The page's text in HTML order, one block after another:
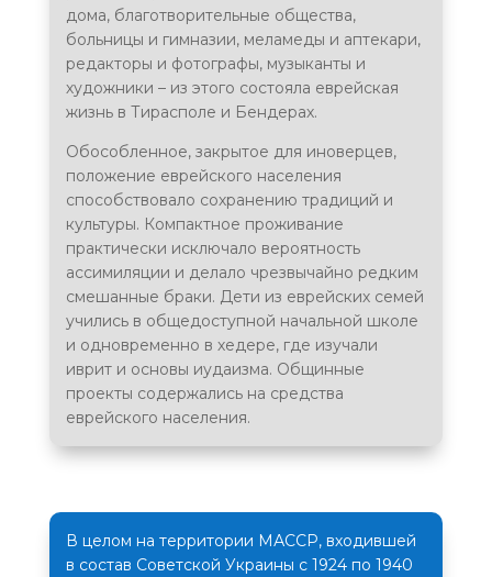
Общественный центр
Руины Синагоги
Большая Синагога в Рашкова является
древнейшей из сохранившихся в регионе.
Построена в 1749 г.
Еврейский центр
Тираспольская еврейская община,
благотворительный центр "Хэсэд"
Еврейская община (Дубоссары)
Еврейская община (Рыбница)
Благотворительная организация "Хэсэд Рахель",
Еврейская община
дома, благотворительные общества,
больницы и гимназии, меламеды и аптекари,
редакторы и фотографы, музыканты и
художники – из этого состояла еврейская
жизнь в Тирасполе и Бендерах.
Обособленное, закрытое для иноверцев,
положение еврейского населения
способствовало сохранению традиций и
культуры. Компактное проживание
практически исключало вероятность
ассимиляции и делало чрезвычайно редким
смешанные браки. Дети из еврейских семей
учились в общедоступной начальной школе
и одновременно в хедере, где изучали
иврит и основы иудаизма. Общинные
проекты содержались на средства
еврейского населения.
В целом на территории МАССР, входившей
в состав Советской Украины с 1924 по 1940